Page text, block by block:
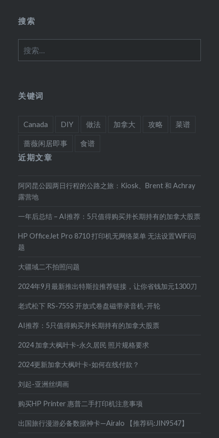
搜索
索：
关键词
Canada DIY 做法 加拿大 攻略 菜谱
蔷薇闲居即事 食谱
近期文章
阿冈昆公园两日行程的公路之旅：Kiosk、Brent 和 Achray
露营地
一年后总结 – AI推荐：5只值得购买并长期持有的加拿大股票
HP OfficeJet Pro 8710 打印机无网络菜单 无法设置WiFi问
题
大疆域二不拍照问题
2024年9月最新推出特斯拉推荐链接，让你省钱加元1300刀
老式松下 RS-755S 开放式卷盘磁带录音机-开轮
AI推荐：5只值得购买并长期持有的加拿大股票
2024 加拿大枫叶卡-永久居民 照片规格要求
2024更新加拿大枫叶卡-如何在线付款？
刘起-亚洲丝绸画
购买HP Printer 惠普二手打印机注意事项
出国旅行漫游必备数据神卡—Airalo 【推荐码:JIN9547】